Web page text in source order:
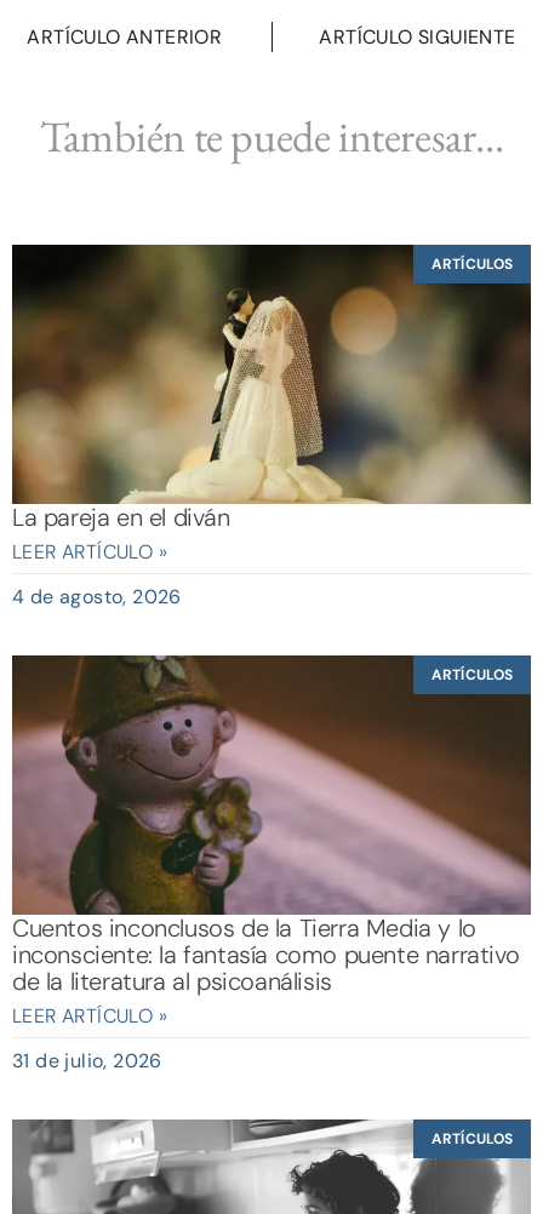
ARTÍCULO ANTERIOR ARTÍCULO SIGUIENTE
También te puede interesar...
ARTÍCULOS
La pareja en el diván
LEER ARTÍCULO »
4 de agosto, 2026
ARTÍCULOS
Cuentos inconclusos de la Tierra Media y lo
inconsciente: la fantasía como puente narrativo
de la literatura al psicoanálisis
LEER ARTÍCULO »
31 de julio, 2026
ARTÍCULOS